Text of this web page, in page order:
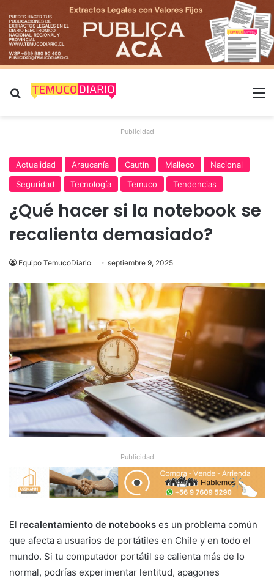
Buscar por
Publicidad
Actualidad Araucanía Cautín Malleco
Nacional
Seguridad
Tecnología Temuco Tendencias
¿Qué hacer si la notebook se
recalienta demasiado?
Equipo TemucoDiario septiembre 9, 2025
Publicidad
El recalentamiento de notebooks es un problema común
que afecta a usuarios de portátiles en Chile y en todo el
mundo. Si tu computador portátil se calienta más de lo
normal, podrías experimentar lentitud, apagones